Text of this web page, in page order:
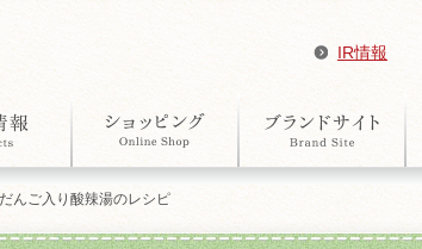
IR情報
んご入り酸辣湯のレシピ